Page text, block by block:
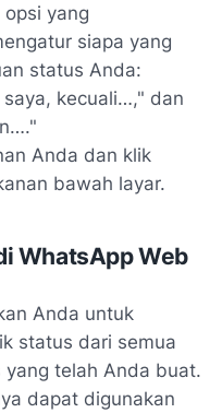
yang
siapa yang
status Anda:
saya, kecuali…," dan
Anda dan klik
bawah layar.
WhatsApp Web
Anda untuk
status dari semua
telah Anda buat.
dapat digunakan